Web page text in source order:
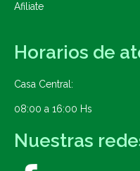
Afiliate
Horarios de
Casa Central:
08:00 a 16:00 Hs
Nuestras